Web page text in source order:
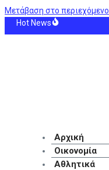
Μετάβαση στο περιεχόμενο
Hot News
Αρχική
Οικονομία
Αθλητικά